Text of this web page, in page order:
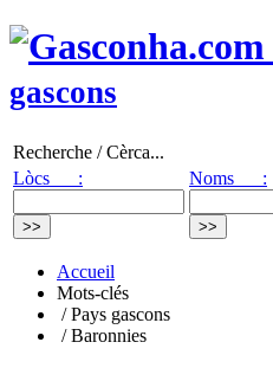
gascons
Recherche / Cèrca...
Lòcs :
Noms :
Accueil
Mots-clés
/ Pays gascons
/ Baronnies